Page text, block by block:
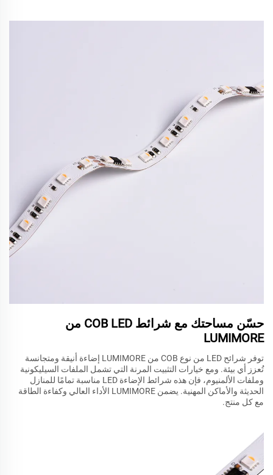
حسّن مساحتك مع شرائط COB LED من
LUMIMORE
توفر شرائح LED من نوع COB من LUMIMORE إضاءة أنيقة ومتجانسة
تُعزز أي بيئة. ومع خيارات التثبيت المرنة التي تشمل الملفات السيليكونية
وملفات الألمنيوم، فإن هذه شرائط الإضاءة LED مناسبة تمامًا للمنازل
الحديثة والأماكن المهنية. يضمن LUMIMORE الأداء العالي وكفاءة الطاقة
مع كل منتج.